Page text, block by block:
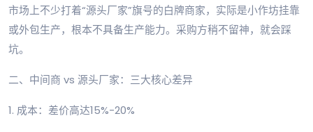
市场上不少打着“源头厂家”旗号的白牌商家，实际是小作坊挂靠
或外包生产，根本不具备生产能力。采购方稍不留神，就会踩
坑。
二、中间商 vs 源头厂家：三大核心差异
1. 成本：差价高达15%-20%